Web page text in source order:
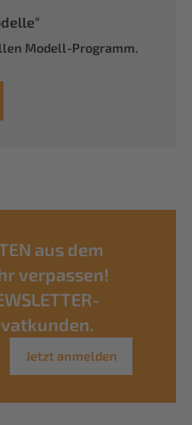
Modell-Programm.
aus dem
verpassen!
Jetzt anmelden